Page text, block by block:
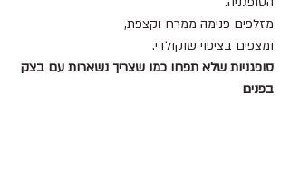
מזלפים פנימה ממרח וקצפת,
ומצפים בציפוי שוקולדי.
סופגניות שלא תפחו כמו שצריך נשארות עם בצק
בפנים